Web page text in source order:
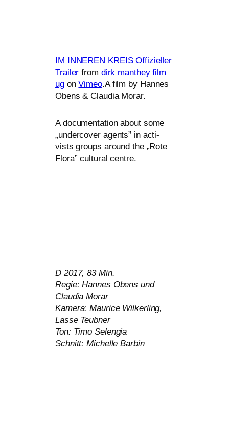
IM INNEREN KREISOffizieller
Trailer from dirk man­they film
ugonVimeo.A film by Hannes
Obens& Claudia Morar.
A docu­men­ta­ti­on about some
„under­co­ver agents” in acti­
vists groups around the „Rote
Flora” cul­tu­ral centre.
D 2017, 83 Min.
Regie: Hannes Obens und
Claudia Morar
Kamera: Maurice Wilkerling,
Lasse Teubner
Ton: Timo Selengia
Schnitt: Michelle Barbin